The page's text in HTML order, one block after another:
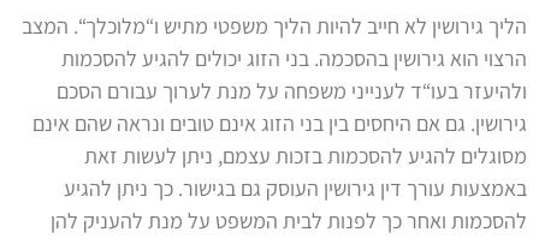
הליך גירושין לא חייב להיות הליך משפטי מתיש ו“מלוכלך“. המצב
הרצוי הוא גירושין בהסכמה. בני הזוג יכולים להגיע להסכמות
ולהיעזר בעו“ד לענייני משפחה על מנת לערוך עבורם הסכם
גירושין. גם אם היחסים בין בני הזוג אינם טובים ונראה שהם אינם
מסוגלים להגיע להסכמות בזכות עצמם, ניתן לעשות זאת
באמצעות עורך דין גירושין העוסק גם בגישור. כך ניתן להגיע
להסכמות ואחר כך לפנות לבית המשפט על מנת להעניק להן